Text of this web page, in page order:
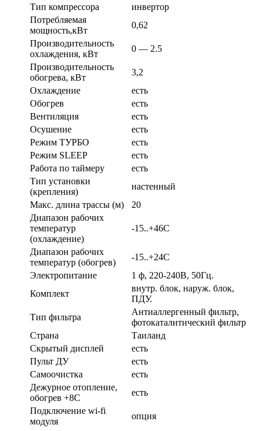
Тип компрессора
инвертор
Потребляемая
мощность,кВт
0,62
Производительность
охлаждения, кВт
0 — 2.5
Производительность
обогрева, кВт
3,2
Охлаждение
есть
Обогрев
есть
Вентиляция
есть
Осушение
есть
Режим ТУРБО
есть
Режим SLEEP
есть
Работа по таймеру
есть
Тип установки
(крепления)
настенный
Макс. длина трассы (м)
20
Диапазон рабочих
температур
(охлаждение)
-15..+46С
Диапазон рабочих
температур (обогрев)
-15..+24С
Электропитание
1 ф, 220-240В, 50Гц.
Комплект
внутр. блок, наруж. блок,
ПДУ.
Тип фильтра
Антиаллергенный фильтр,
фотокаталитический фильтр
Страна
Таиланд
Скрытый дисплей
есть
Пульт ДУ
есть
Самоочистка
есть
Дежурное отопление,
обогрев +8С
есть
Подключение wi-fi
модуля
опция